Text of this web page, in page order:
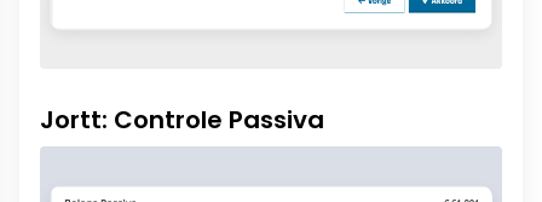
Jortt: Controle Passiva